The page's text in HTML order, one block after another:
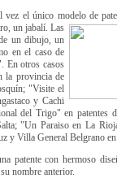
el único modelo de
un jabalí. Las
un dibujo, un
en el caso de
En otros casos
la provincia de
"Visite el
y Cachi
del Trigo" en patentes
"Un Paraiso en La
y Villa General Belgrano
patente con hermoso
nombre anterior.